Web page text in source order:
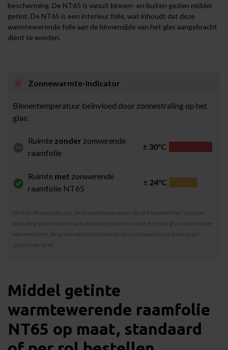
bescherming. De NT65 is vanuit binnen- en buiten gezien middel
getint. De NT65 is een interieur folie, wat inhoudt dat deze
warmtewerende folie aan de binnenzijde van het glas aangebracht
dient te worden.
Zonnewarmte-indicator
Binnentemperatuur beïnvloed door zonnestraling op het
glas:
Ruimte zonder zonwerende
raamfolie
± 30°C
Ruimte met zonwerende
raamfolie NT65
± 24°C
Dit betreft een indicatie. De binnentemperatuur wordt beïnvloed door factoren
zoals de grootte van het raam, de omvang van de ruimte, het type glas en de manier
van ventileren. De genoemde temperaturen zijn richtwaarden en kunnen per
situatie variëren.
Middel getinte
warmtewerende raamfolie
NT65 op maat, standaard